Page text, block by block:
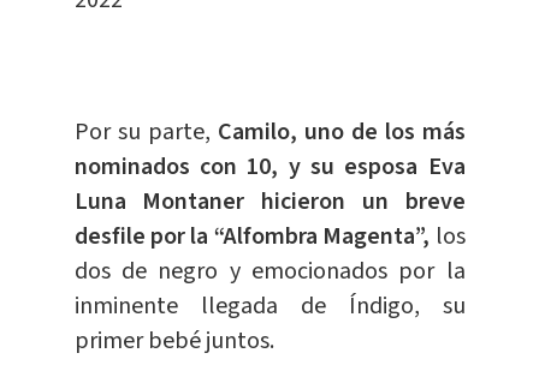
Por su parte, Camilo, uno de los más
nominados con 10, y su esposa Eva
Luna Montaner hicieron un breve
desfile por la “Alfombra Magenta”, los
dos de negro y emocionados por la
inminente llegada de Índigo, su
primer bebé juntos.